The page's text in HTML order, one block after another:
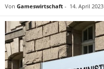
Von Gameswirtschaft - 14. April 2023